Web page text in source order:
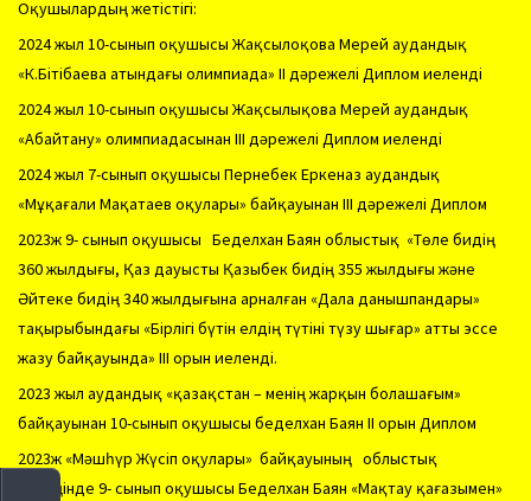
Оқушылардың жетістігі:
2024 жыл 10-сынып оқушысы Жақсылоқова Мерей аудандық
«К.Бітібаева атындағы олимпиада» ІІ дәрежелі Диплом иеленді
2024 жыл 10-сынып оқушысы Жақсылықова Мерей аудандық
«Абайтану» олимпиадасынан ІІІ дәрежелі Диплом иеленді
2024 жыл 7-сынып оқушысы Пернебек Еркеназ аудандық
«Мұқағали Мақатаев оқулары» байқауынан ІІІ дәрежелі Диплом
2023ж 9- сынып оқушысы Беделхан Баян облыстық «Төле бидің
360 жылдығы, Қаз дауысты Қазыбек бидің 355 жылдығы және
Әйтеке бидің 340 жылдығына арналған «Дала данышпандары»
тақырыбындағы «Бірлігі бүтін елдің түтіні түзу шығар» атты эссе
жазу байқауында» IІІ орын иеленді.
2023 жыл аудандық «қазақстан – менің жарқын болашағым»
байқауынан 10-сынып оқушысы беделхан Баян ІІ орын Диплом
2023ж «Мәшһүр Жүсіп оқулары» байқауының облыстық
кезеңінде 9- сынып оқушысы Беделхан Баян «Мақтау қағазымен»